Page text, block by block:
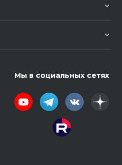
Мы в социальных сетях